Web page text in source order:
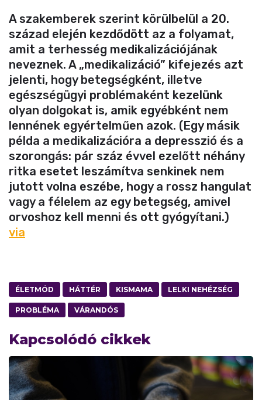
A szakemberek szerint körülbelül a 20.
század elején kezdődött az a folyamat,
amit a terhesség medikalizációjának
neveznek. A „medikalizáció” kifejezés azt
jelenti, hogy betegségként, illetve
egészségügyi problémaként kezelünk
olyan dolgokat is, amik egyébként nem
lennének egyértelműen azok. (Egy másik
példa a medikalizációra a depresszió és a
szorongás: pár száz évvel ezelőtt néhány
ritka esetet leszámítva senkinek nem
jutott volna eszébe, hogy a rossz hangulat
vagy a félelem az egy betegség, amivel
orvoshoz kell menni és ott gyógyítani.)
via
ÉLETMÓD HÁTTÉR KISMAMA LELKI NEHÉZSÉG
PROBLÉMA VÁRANDÓS
Kapcsolódó cikkek